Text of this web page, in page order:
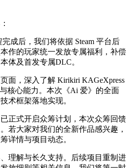
成后，我们将依据 Steam 平台后
作的玩家统一发放专属福利，补偿
体及首发专属DLC。
面，深入了解 Kirikiri KAGeXpress
核心能力。本次《Ai 爱》的全面
术框架落地实现。
正式开启众筹计划，本次众筹回馈
若大家对我们的全新作品感兴趣，
详情与项目动态。
理解与长久支持。后续项目重制进